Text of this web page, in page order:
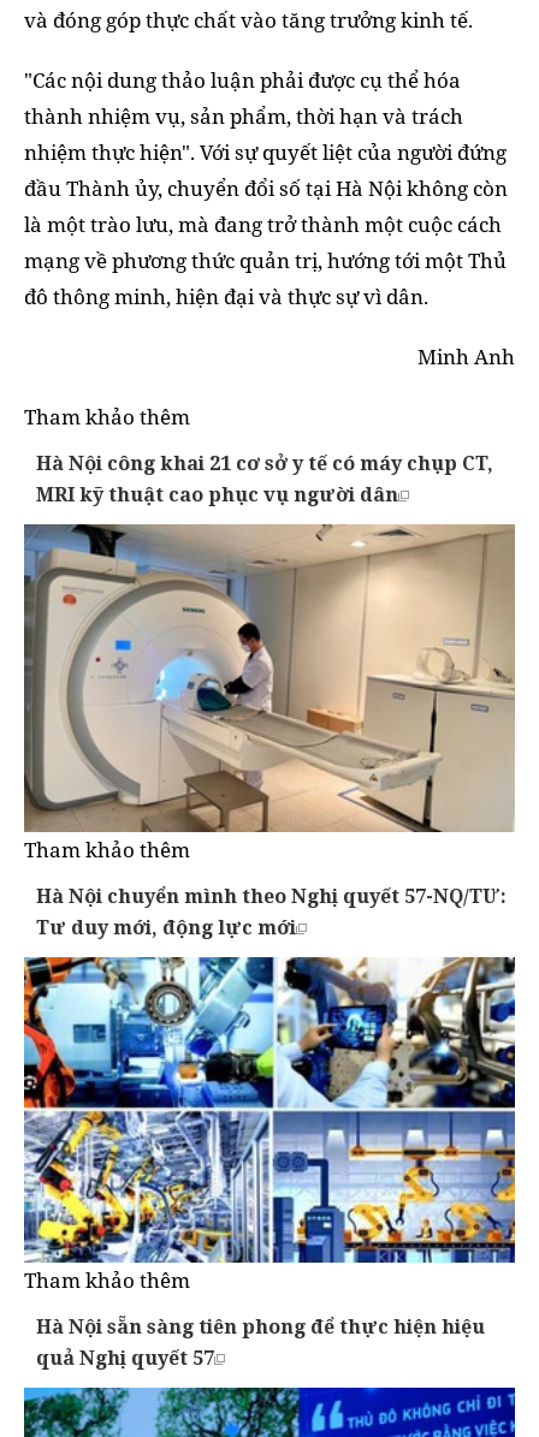
và đóng góp thực chất vào tăng trưởng kinh tế.
"Các nội dung thảo luận phải được cụ thể hóa
thành nhiệm vụ, sản phẩm, thời hạn và trách
nhiệm thực hiện". Với sự quyết liệt của người đứng
đầu Thành ủy, chuyển đổi số tại Hà Nội không còn
là một trào lưu, mà đang trở thành một cuộc cách
mạng về phương thức quản trị, hướng tới một Thủ
đô thông minh, hiện đại và thực sự vì dân.
Minh Anh
Tham khảo thêm
Hà Nội công khai 21 cơ sở y tế có máy chụp CT,
MRI kỹ thuật cao phục vụ người dân
Tham khảo thêm
Hà Nội chuyển mình theo Nghị quyết 57-NQ/TƯ:
Tư duy mới, động lực mới
Tham khảo thêm
Hà Nội sẵn sàng tiên phong để thực hiện hiệu
quả Nghị quyết 57